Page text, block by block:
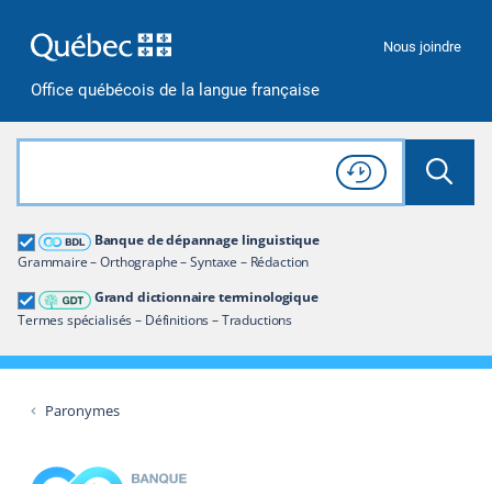
Office québécois de la langue française
Nous joindre
Rechercher dans tout le site
Lancer
Consulter l'
Historique
de recherche
Banque de dépannage linguistique
Grammaire – Orthographe – Syntaxe – Rédaction
Grand dictionnaire terminologique
Termes spécialisés – Définitions – Traductions
Grand dictionnaire terminologique
Restreindre aux termes
Paronymes